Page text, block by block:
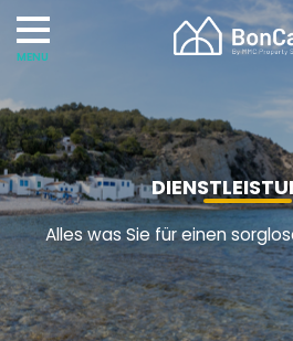
Alles was Sie für einen